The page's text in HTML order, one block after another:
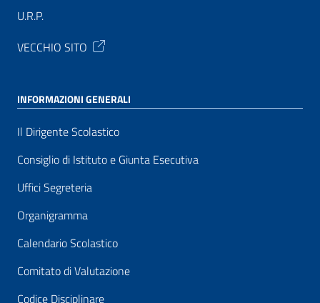
U.R.P.
VECCHIO SITO
INFORMAZIONI GENERALI
Il Dirigente Scolastico
Consiglio di Istituto e Giunta Esecutiva
Uffici Segreteria
Organigramma
Calendario Scolastico
Comitato di Valutazione
Codice Disciplinare